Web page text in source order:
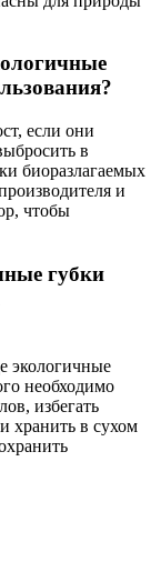
если они
в
биоразлагаемых
и
чтобы
губки
экологичные
необходимо
избегать
хранить в сухом